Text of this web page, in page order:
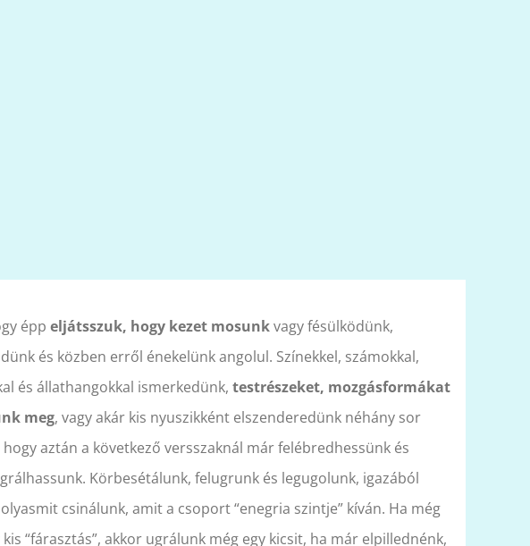
épp eljátsszuk, hogy kezet mosunkvagy fésülködünk,
és közben erről énekelünk angolul. Színekkel, számokkal,
és állathangokkal ismerkedünk, testrészeket, mozgásformákat
meg, vagy akár kis nyuszikként elszenderedünk néhány sor
hogy aztán a következő versszaknál már felébredhessünk és
Körbesétálunk, felugrunk és legugolunk, igazából
csinálunk, amit a csoport “enegria szintje” kíván. Ha még
kis “fárasztás”, akkor ugrálunk még egy kicsit, ha már elpillednénk,